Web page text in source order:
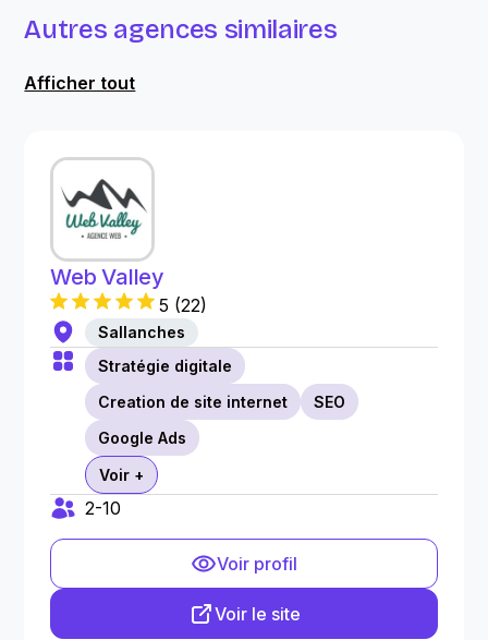
Autres agences similaires
Afficher tout
Web Valley
5 (22)
Sallanches
Stratégie digitale
Creation de site internet
SEO
Google Ads
Voir +
2-10
Voir profil
Voir le site